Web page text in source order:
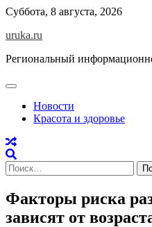
Skip
content
Суббота, 8 августа, 2026
uruka.ru
Региональный
Новости
Красота и здоровье
Найти:
Факторы риска
зависят от